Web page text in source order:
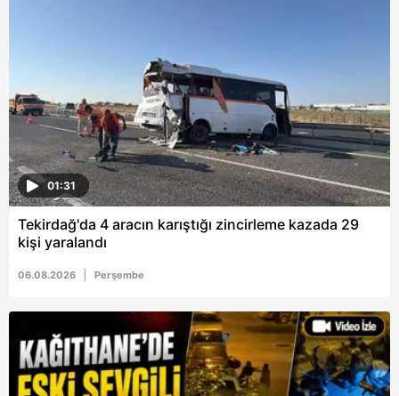
01:31
Tekirdağ'da 4 aracın karıştığı zincirleme kazada 29
kişi yaralandı
06.08.2026 Perşembe